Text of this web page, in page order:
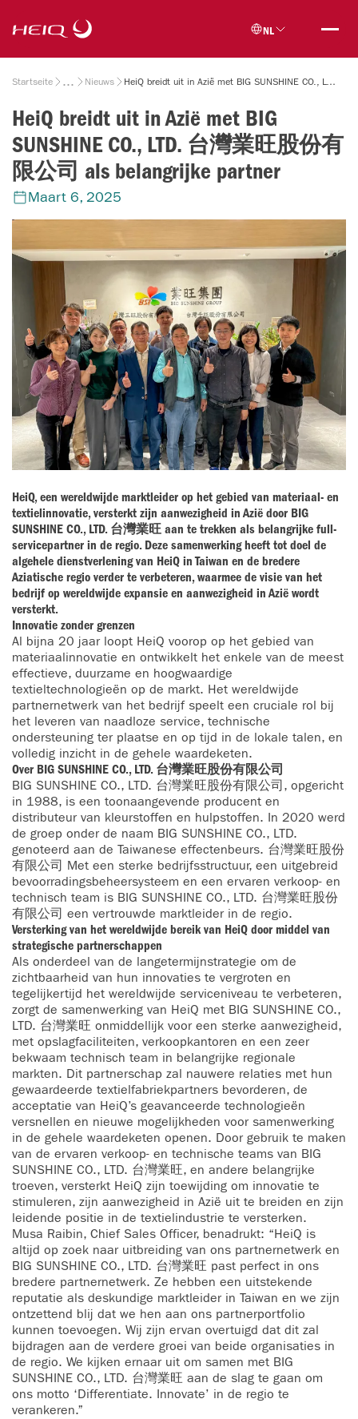
main
content
NL
Breadcrumb
Startseite Nieuws HeiQ breidt uit in Azië met BIG SUNSHINE CO., LTD. 台灣業旺股份有限公司 als belangrijke partner
HeiQ breidt uit in Azië met BIG
SUNSHINE CO., LTD. 台灣業旺股份有
限公司 als belangrijke partner
Maart 6, 2025
HeiQ, een wereldwijde marktleider op het gebied van materiaal- en
textielinnovatie, versterkt zijn aanwezigheid in Azië door BIG
SUNSHINE CO., LTD. 台灣業旺 aan te trekken als belangrijke full-
servicepartner in de regio. Deze samenwerking heeft tot doel de
algehele dienstverlening van HeiQ in Taiwan en de bredere
Aziatische regio verder te verbeteren, waarmee de visie van het
bedrijf op wereldwijde expansie en aanwezigheid in Azië wordt
versterkt.
Innovatie zonder grenzen
Al bijna 20 jaar loopt HeiQ voorop op het gebied van
materiaalinnovatie en ontwikkelt het enkele van de meest
effectieve, duurzame en hoogwaardige
textieltechnologieën op de markt. Het wereldwijde
partnernetwerk van het bedrijf speelt een cruciale rol bij
het leveren van naadloze service, technische
ondersteuning ter plaatse en op tijd in de lokale talen, en
volledig inzicht in de gehele waardeketen.
Over BIG SUNSHINE CO., LTD. 台灣業旺股份有限公司
BIG SUNSHINE CO., LTD. 台灣業旺股份有限公司, opgericht
in 1988, is een toonaangevende producent en
distributeur van kleurstoffen en hulpstoffen. In 2020 werd
de groep onder de naam BIG SUNSHINE CO., LTD.
genoteerd aan de Taiwanese effectenbeurs. 台灣業旺股份
有限公司 Met een sterke bedrijfsstructuur, een uitgebreid
bevoorradingsbeheersysteem en een ervaren verkoop- en
technisch team is BIG SUNSHINE CO., LTD. 台灣業旺股份
有限公司 een vertrouwde marktleider in de regio.
Versterking van het wereldwijde bereik van HeiQ door middel van
strategische partnerschappen
Als onderdeel van de langetermijnstrategie om de
zichtbaarheid van hun innovaties te vergroten en
tegelijkertijd het wereldwijde serviceniveau te verbeteren,
zorgt de samenwerking van HeiQ met BIG SUNSHINE CO.,
LTD. 台灣業旺 onmiddellijk voor een sterke aanwezigheid,
met opslagfaciliteiten, verkoopkantoren en een zeer
bekwaam technisch team in belangrijke regionale
markten. Dit partnerschap zal nauwere relaties met hun
gewaardeerde textielfabriekpartners bevorderen, de
acceptatie van HeiQ’s geavanceerde technologieën
versnellen en nieuwe mogelijkheden voor samenwerking
in de gehele waardeketen openen. Door gebruik te maken
van de ervaren verkoop- en technische teams van BIG
SUNSHINE CO., LTD. 台灣業旺, en andere belangrijke
troeven, versterkt HeiQ zijn toewijding om innovatie te
stimuleren, zijn aanwezigheid in Azië uit te breiden en zijn
leidende positie in de textielindustrie te versterken.
Musa Raibin, Chief Sales Officer, benadrukt: “HeiQ is
altijd op zoek naar uitbreiding van ons partnernetwerk en
BIG SUNSHINE CO., LTD. 台灣業旺 past perfect in ons
bredere partnernetwerk. Ze hebben een uitstekende
reputatie als deskundige marktleider in Taiwan en we zijn
ontzettend blij dat we hen aan ons partnerportfolio
kunnen toevoegen. Wij zijn ervan overtuigd dat dit zal
bijdragen aan de verdere groei van beide organisaties in
de regio. We kijken ernaar uit om samen met BIG
SUNSHINE CO., LTD. 台灣業旺 aan de slag te gaan om
ons motto ‘Differentiate. Innovate’ in de regio te
verankeren.”